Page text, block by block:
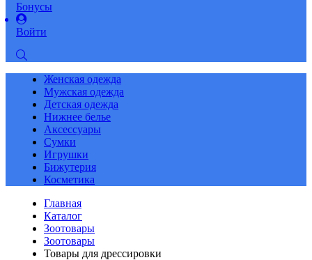
Бонусы
Войти
Женская одежда
Мужская одежда
Детская одежда
Нижнее белье
Аксессуары
Сумки
Игрушки
Бижутерия
Косметика
Главная
Каталог
Зоотовары
Зоотовары
Товары для дрессировки